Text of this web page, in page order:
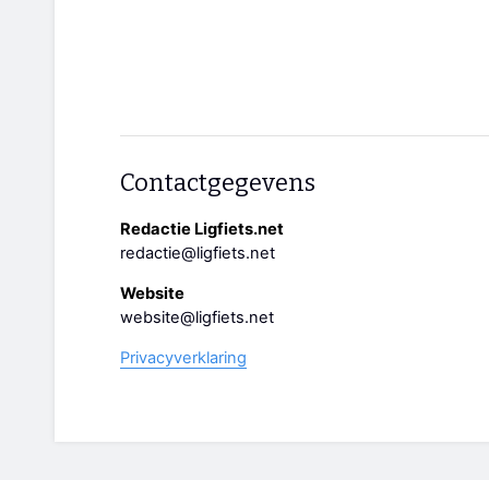
Contactgegevens
Redactie Ligfiets.net
redactie@ligfiets.net
Website
website@ligfiets.net
Privacyverklaring